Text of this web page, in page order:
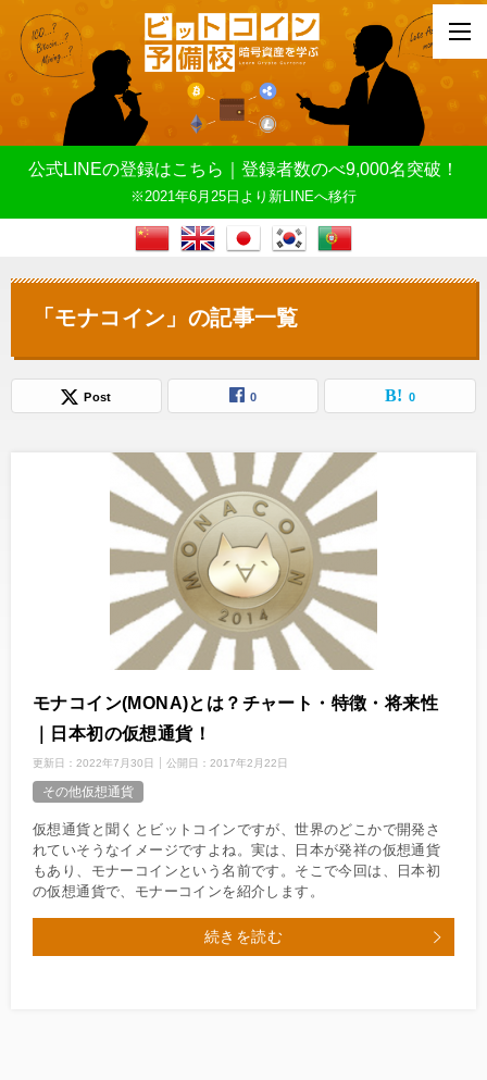
公式LINEの登録はこちら｜登録者数のべ9,000名突破！
※2021年6月25日より新LINEへ移行
「モナコイン」の記事一覧
Post 0 0
モナコイン(MONA)とは？チャート・特徴・将来性
｜日本初の仮想通貨！
更新日： 2022年7月30日 公開日： 2017年2月22日
その他仮想通貨
仮想通貨と聞くとビットコインですが、世界のどこかで開発さ
れていそうなイメージですよね。実は、日本が発祥の仮想通貨
もあり、モナーコインという名前です。そこで今回は、日本初
の仮想通貨で、モナーコインを紹介します。
続きを読む